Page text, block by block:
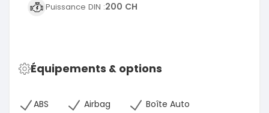
Puissance DIN :200 CH
Équipements & options
ABS Airbag
Boîte Auto